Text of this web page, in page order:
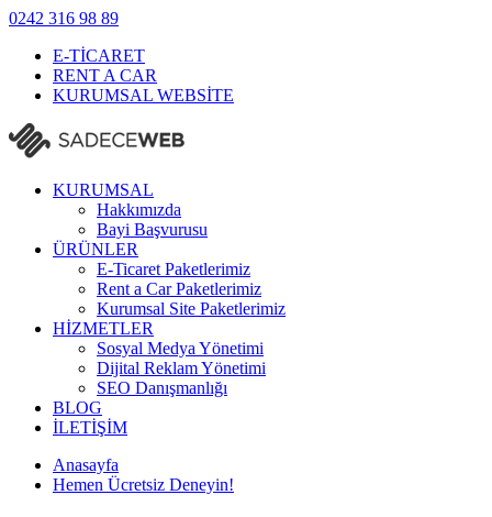
0242 316 98 89
E-TİCARET
RENT A CAR
KURUMSAL WEBSİTE
KURUMSAL
Hakkımızda
Bayi Başvurusu
ÜRÜNLER
E-Ticaret Paketlerimiz
Rent a Car Paketlerimiz
Kurumsal Site Paketlerimiz
HİZMETLER
Sosyal Medya Yönetimi
Dijital Reklam Yönetimi
SEO Danışmanlığı
BLOG
İLETİŞİM
Anasayfa
Hemen Ücretsiz Deneyin!